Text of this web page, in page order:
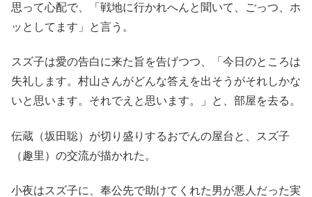
思って心配で、「戦地に行かれへんと聞いて、ごっつ、ホ
ッとしてます」と言う。
スズ子は愛の告白に来た旨を告げつつ、「今日のところは
失礼します。村山さんがどんな答えを出そうがそれしかな
いと思います。それでえと思います。」と、部屋を去る。
伝蔵（坂田聡）が切り盛りするおでんの屋台と、スズ子
（趣里）の交流が描かれた。
小夜はスズ子に、奉公先で助けてくれた男が悪人だった実